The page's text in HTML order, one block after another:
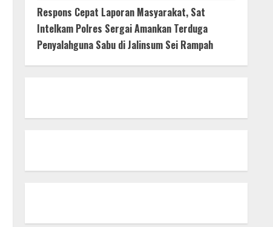
Respons Cepat Laporan Masyarakat, Sat
Intelkam Polres Sergai Amankan Terduga
Penyalahguna Sabu di Jalinsum Sei Rampah